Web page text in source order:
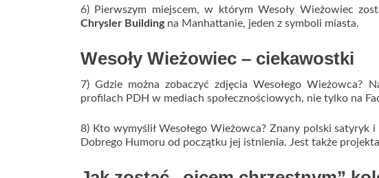
6) Pierwszym miejscem, w którym Wesoły Wieżowiec
Chrysler Buildingna Manhattanie, jeden z symboli miasta.
Wesoły Wieżowiec – ciekawostki
7) Gdzie można zobaczyć zdjęcia Wesołego Wieżowca?
profilach PDH w mediach społecznościowych, nie tylko na
8) Kto wymyślił Wesołego Wieżowca? Znany polski satyryk
Dobrego Humoru od początku jej istnienia. Jest także